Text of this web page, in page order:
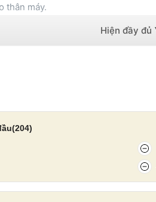
thân máy.
(204)